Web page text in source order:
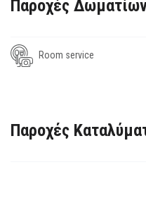
Παροχές
Room service
Παροχές